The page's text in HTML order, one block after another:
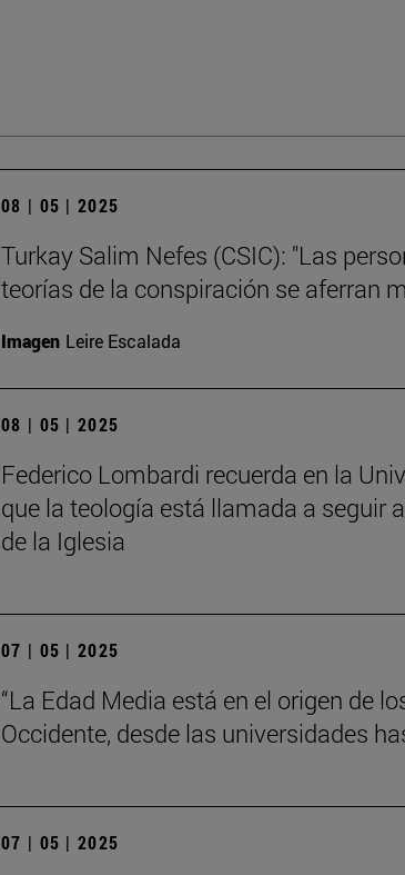
08 | 05 | 2025
Turkay Salim Nefes (CSIC): "Las
teorías de la conspiración se aferran
Imagen Leire Escalada
08 | 05 | 2025
Federico Lombardi recuerda en la
que la teología está llamada a seguir
de la Iglesia
07 | 05 | 2025
“La Edad Media está en el origen de
Occidente, desde las universidades
07 | 05 | 2025